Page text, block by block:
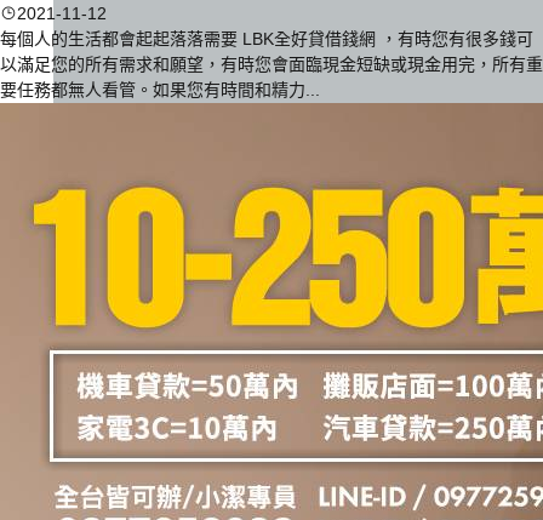
2021-11-12
每個人的生活都會起起落落需要 LBK全好貸借錢網 ，有時您有很多錢可
以滿足您的所有需求和願望，有時您會面臨現金短缺或現金用完，所有重
要任務都無人看管。如果您有時間和精力...